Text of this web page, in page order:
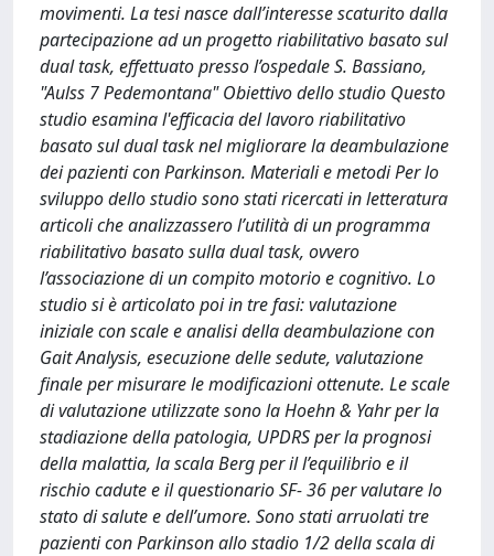
movimenti. La tesi nasce dall’interesse scaturito dalla
partecipazione ad un progetto riabilitativo basato sul
dual task, effettuato presso l’ospedale S. Bassiano,
"Aulss 7 Pedemontana" Obiettivo dello studio Questo
studio esamina l'efficacia del lavoro riabilitativo
basato sul dual task nel migliorare la deambulazione
dei pazienti con Parkinson. Materiali e metodi Per lo
sviluppo dello studio sono stati ricercati in letteratura
articoli che analizzassero l’utilità di un programma
riabilitativo basato sulla dual task, ovvero
l’associazione di un compito motorio e cognitivo. Lo
studio si è articolato poi in tre fasi: valutazione
iniziale con scale e analisi della deambulazione con
Gait Analysis, esecuzione delle sedute, valutazione
finale per misurare le modificazioni ottenute. Le scale
di valutazione utilizzate sono la Hoehn & Yahr per la
stadiazione della patologia, UPDRS per la prognosi
della malattia, la scala Berg per il l’equilibrio e il
rischio cadute e il questionario SF- 36 per valutare lo
stato di salute e dell’umore. Sono stati arruolati tre
pazienti con Parkinson allo stadio 1/2 della scala di